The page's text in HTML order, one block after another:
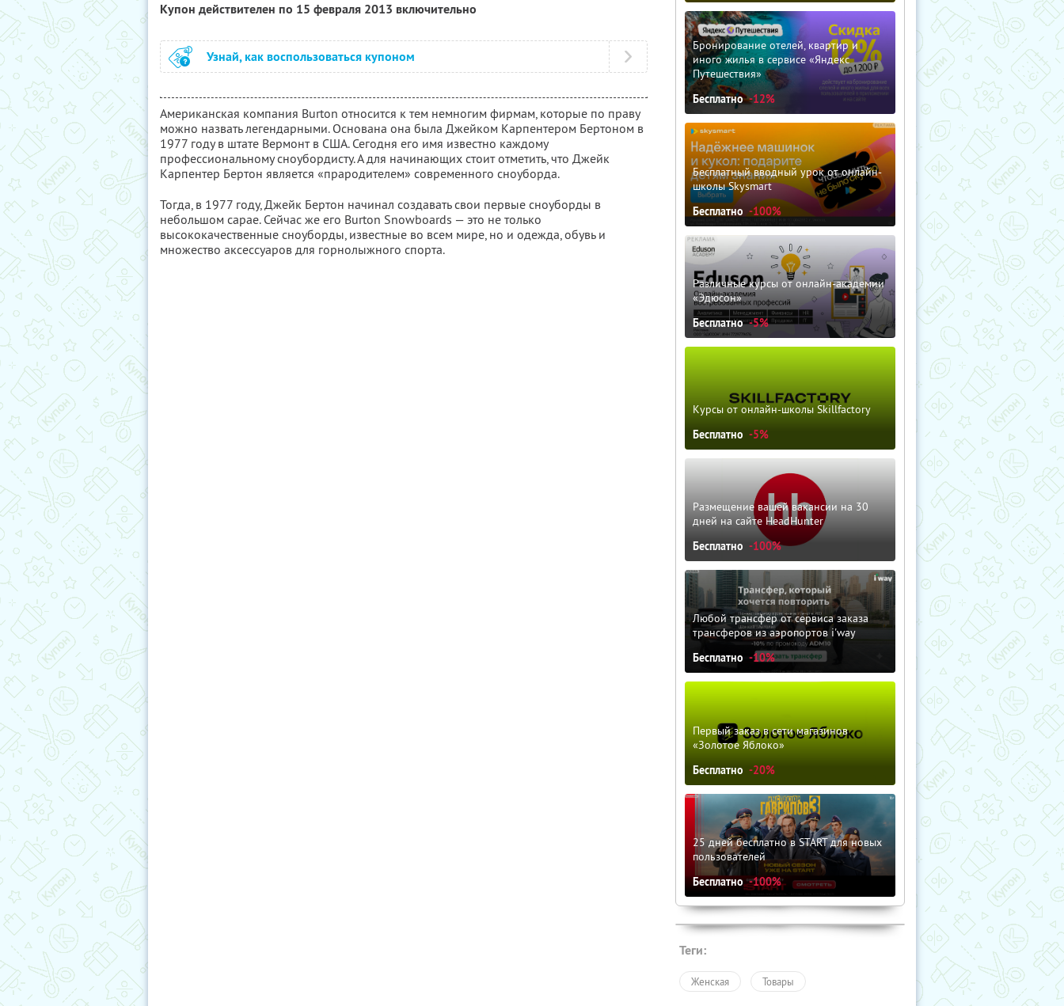
Купон действителен по 15 февраля 2013 включительно
Узнай, как воспользоваться купоном
Американская компания Burton относится к тем немногим фирмам, которые по праву
можно назвать легендарными. Основана она была Джейком Карпентером Бертоном в
1977 году в штате Вермонт в США. Сегодня его имя известно каждому
профессиональному сноубордисту. А для начинающих стоит отметить, что Джейк
Карпентер Бертон является «прародителем» современного сноуборда.
Тогда, в 1977 году, Джейк Бертон начинал создавать свои первые сноуборды в
небольшом сарае. Сейчас же его Burton Snowboards — это не только
высококачественные сноуборды, известные во всем мире, но и одежда, обувь и
множество аксессуаров для горнолыжного спорта.
Бронирование отелей, квартир и
иного жилья в сервисе «Яндекс
Путешествия»
Бесплатно -12%
Бесплатный вводный урок от онлайн-
школы Skysmart
Бесплатно -100%
Различные курсы от онлайн-академии
«Эдюсон»
Бесплатно -5%
Курсы от онлайн-школы Skillfactory
Бесплатно -5%
Размещение вашей вакансии на 30
дней на сайте HeadHunter
Бесплатно -100%
Любой трансфер от сервиса заказа
трансферов из аэропортов i'way
Бесплатно -10%
Первый заказ в сети магазинов
«Золотое Яблоко»
Бесплатно -20%
25 дней бесплатно в START для новых
пользователей
Бесплатно -100%
Теги:
Женская Товары